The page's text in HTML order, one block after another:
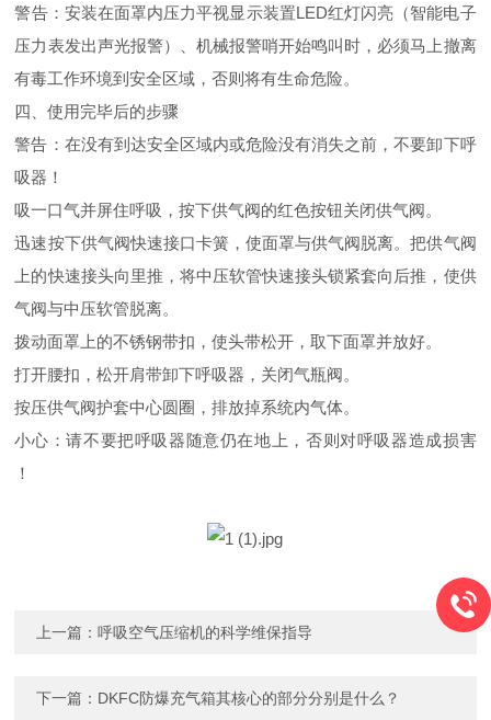
警告：安装在面罩内压力平视显示装置LED红灯闪亮（智能电子
压力表发出声光报警）、机械报警哨开始鸣叫时，必须马上撤离
有毒工作环境到安全区域，否则将有生命危险。
四、使用完毕后的步骤
警告：在没有到达安全区域内或危险没有消失之前，不要卸下呼
吸器！
吸一口气并屏住呼吸，按下供气阀的红色按钮关闭供气阀。
迅速按下供气阀快速接口卡簧，使面罩与供气阀脱离。把供气阀
上的快速接头向里推，将中压软管快速接头锁紧套向后推，使供
气阀与中压软管脱离。
拨动面罩上的不锈钢带扣，使头带松开，取下面罩并放好。
打开腰扣，松开肩带卸下呼吸器，关闭气瓶阀。
按压供气阀护套中心圆圈，排放掉系统内气体。
小心：请不要把呼吸器随意仍在地上，否则对呼吸器造成损害
！
上一篇：呼吸空气压缩机的科学维保指导
下一篇： DKFC防爆充气箱其核心的部分分别是什么？